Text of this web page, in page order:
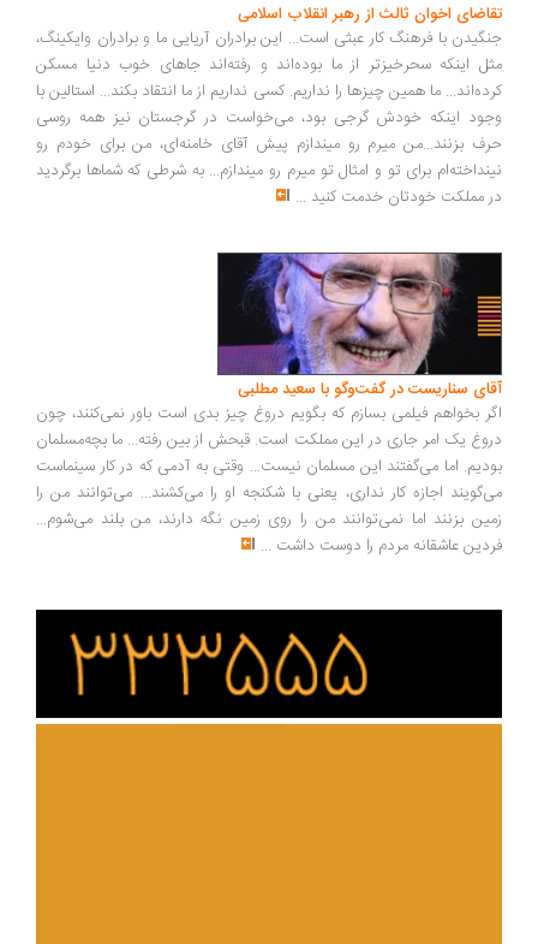
اخوان ثالث از رهبر انقلاب اسلامی
با فرهنگ کار عبثی است... این برادران آریایی ما و برادران وایکینگ،
اینکه سحرخیزتر از ما بوده‌اند و رفته‌اند جاهای خوب دنیا مسکن
ما همین چیزها را نداریم. کسی نداریم از ما انتقاد بکند... استالین با
اینکه خودش گرجی بود، می‌خواست در گرجستان نیز همه روسی
بزنند...من میرم رو میندازم پیش آقای خامنه‌ای، من برای خودم رو
برای تو و امثال تو میرم رو میندازم... به شرطی که شماها برگردید
مملکت خودتان خدمت کنید...
سناریست در گفت‌وگو با سعید مطلبی
بخواهم فیلمی بسازم که بگویم دروغ چیز بدی است باور نمی‌کنند، چون
یک امر جاری در این مملکت است. قبحش از بین رفته... ما بچه‌مسلمان
اما می‌گفتند این مسلمان نیست... وقتی به آدمی که در کار سینماست
اجازه کار نداری، یعنی با شکنجه او را می‌کشند... می‌توانند من را
بزنند اما نمی‌توانند من را روی زمین نگه دارند، من بلند می‌شوم...
عاشقانه مردم را دوست داشت ...